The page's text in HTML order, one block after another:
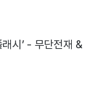
시’ - 무단전재 &